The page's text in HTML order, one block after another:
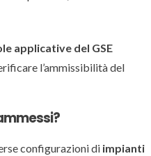
applicative del GSE
l’ammissibilità del
configurazioni di impianti